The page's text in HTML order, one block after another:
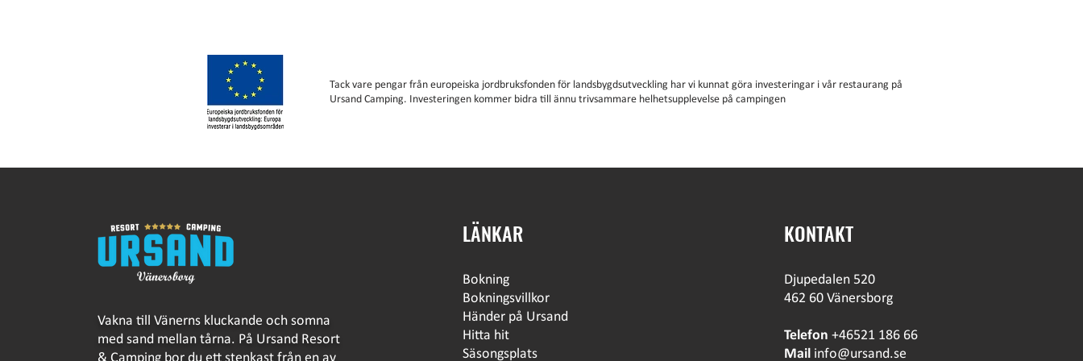
Tack vare pengar från europeiska jordbruksfonden för landsbygdsutveckling har vi kunnat göra investeringar i vår restaurang på
Ursand Camping. Investeringen kommer bidra till ännu trivsammare helhetsupplevelse på campingen
Vakna till Vänerns kluckande och somna
med sand mellan tårna. På Ursand Resort
LÄNKAR
Bokning
Bokningsvillkor
Händer på Ursand
Hitta hit
Säsongsplats
KONTAKT
Djupedalen 520
462 60 Vänersborg
Telefon +46521 186 66
Mail info@ursand.se